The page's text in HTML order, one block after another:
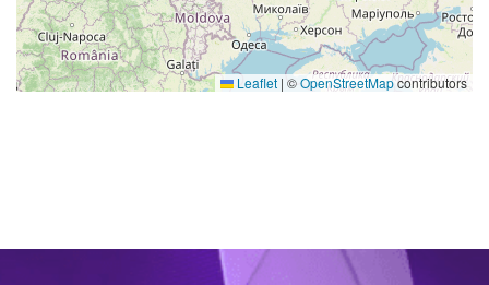
Leaflet | ©OpenStreetMapcontributors